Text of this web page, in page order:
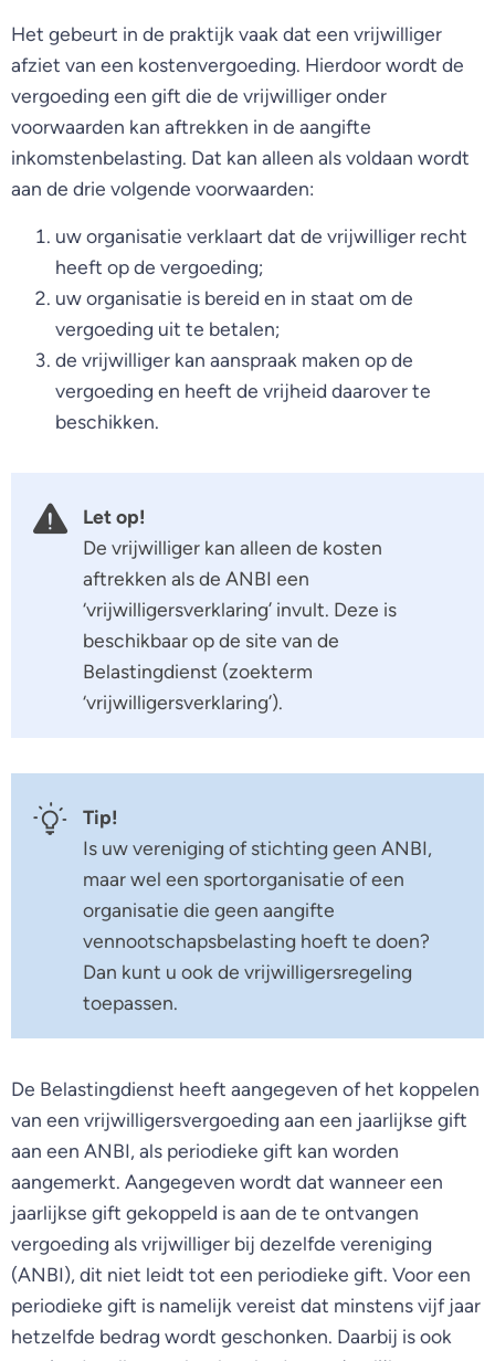
Het gebeurt in de praktijk vaak dat een vrijwilliger
afziet van een kostenvergoeding. Hierdoor wordt de
vergoeding een gift die de vrijwilliger onder
voorwaarden kan aftrekken in de aangifte
inkomstenbelasting. Dat kan alleen als voldaan wordt
aan de drie volgende voorwaarden:
uw organisatie verklaart dat de vrijwilliger recht
heeft op de vergoeding;
uw organisatie is bereid en in staat om de
vergoeding uit te betalen;
de vrijwilliger kan aanspraak maken op de
vergoeding en heeft de vrijheid daarover te
beschikken.
Let op!
De vrijwilliger kan alleen de kosten
aftrekken als de ANBI een
‘vrijwilligersverklaring’ invult. Deze is
beschikbaar op de site van de
Belastingdienst (zoekterm
‘vrijwilligersverklaring’).
Tip!
Is uw vereniging of stichting geen ANBI,
maar wel een sportorganisatie of een
organisatie die geen aangifte
vennootschapsbelasting hoeft te doen?
Dan kunt u ook de vrijwilligersregeling
toepassen.
De Belastingdienst heeft aangegeven of het koppelen
van een vrijwilligersvergoeding aan een jaarlijkse gift
aan een ANBI, als periodieke gift kan worden
aangemerkt. Aangegeven wordt dat wanneer een
jaarlijkse gift gekoppeld is aan de te ontvangen
vergoeding als vrijwilliger bij dezelfde vereniging
(ANBI), dit niet leidt tot een periodieke gift. Voor een
periodieke gift is namelijk vereist dat minstens vijf jaar
hetzelfde bedrag wordt geschonken. Daarbij is ook